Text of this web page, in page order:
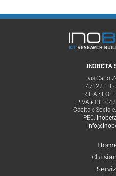
INOBETA
via Carlo
47122 –
R.E.A.: FO
P.IVA e CF:
Capitale
PEC:
Chi